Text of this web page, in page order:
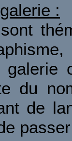
:
galerie
du
de